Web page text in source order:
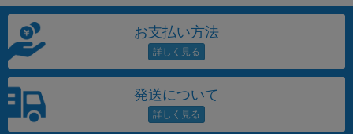
お支払い方法
発送について